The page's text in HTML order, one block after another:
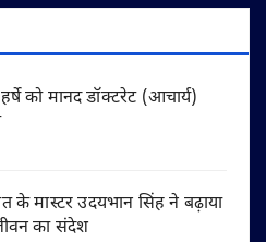
को मानद डॉक्टरेट (आचार्य)
के मास्टर उदयभान सिंह ने बढ़ाया
का संदेश